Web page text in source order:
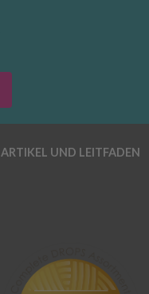
ARTIKEL UND LEITFADEN